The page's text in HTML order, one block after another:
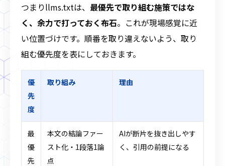
つまりllms.txtは、 最優先で取り組む施策ではな
く、余力で打っておく布石。これが現場感覚に近
い位置づけです。順番を取り違えないよう、取り
組む優先度を表にしておきます。
優
先
度
取り組み 理由
最
優
先
本文の結論ファー
スト化・1段落1論
点
AIが断片を抜き出しやす
く、引用の前提になる